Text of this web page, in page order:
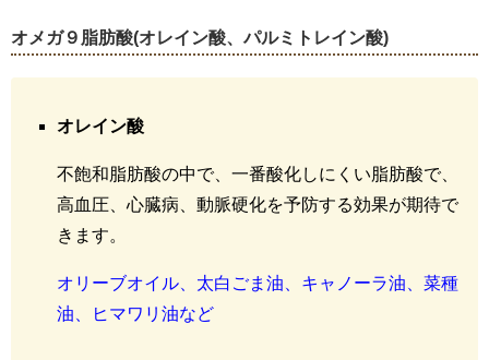
オメガ９脂肪酸(オレイン酸、パルミトレイン酸)
オレイン酸
不飽和脂肪酸の中で、一番酸化しにくい脂肪酸で、
高血圧、心臓病、動脈硬化を予防する効果が期待で
きます。
オリーブオイル、太白ごま油、キャノーラ油、菜種
油、ヒマワリ油など